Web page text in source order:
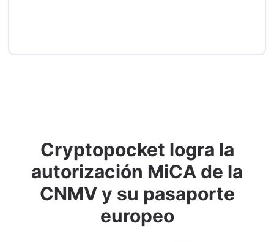
Cryptopocket logra la
autorización MiCA de la
CNMV y su pasaporte
europeo